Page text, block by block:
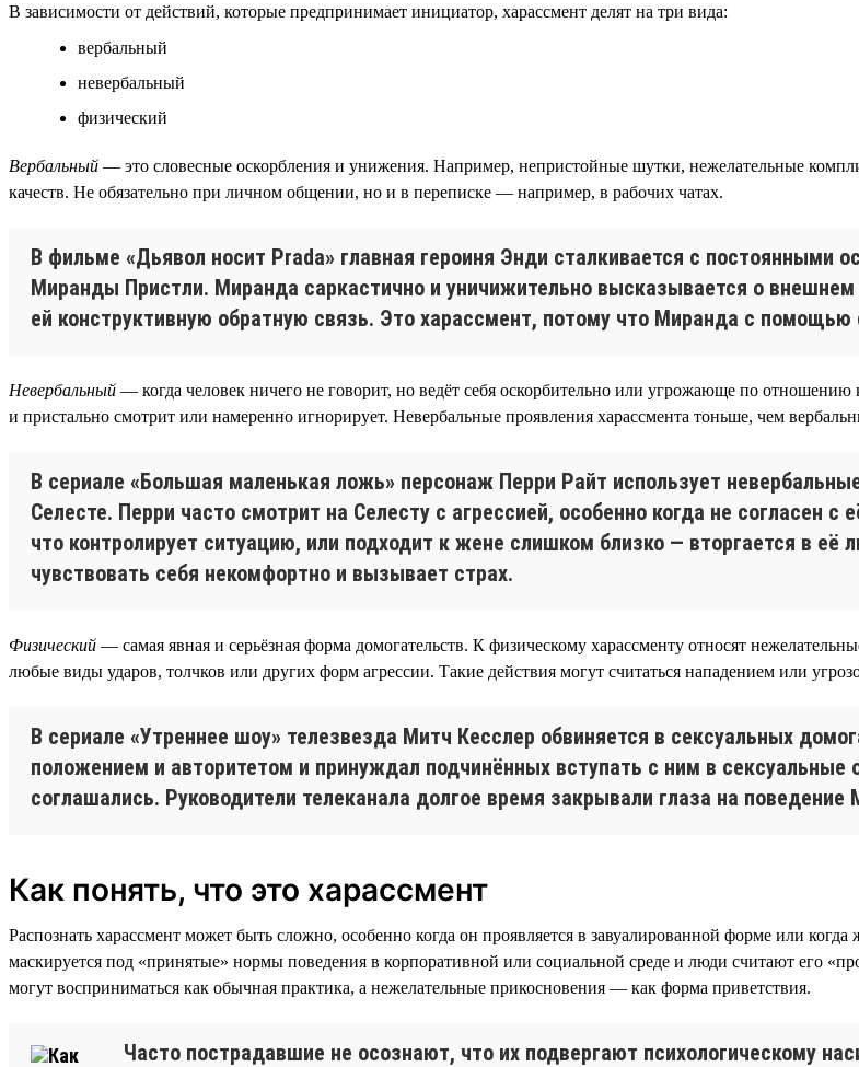
В зависимости от действий, которые предпринимает инициатор, харассмент делят на три вида:
вербальный
невербальный
физический
Вербальный — это словесные оскорбления и унижения. Например, непристойные шутки, нежелательные
качеств. Не обязательно при личном общении, но и в переписке — например, в рабочих чатах.
В фильме «Дьявол носит Prada» главная героиня Энди сталкивается с постоянными
Миранды Пристли. Миранда саркастично и уничижительно высказывается о
ей конструктивную обратную связь. Это харассмент, потому что Миранда с помощью
Невербальный — когда человек ничего не говорит, но ведёт себя оскорбительно или угрожающе по
и пристально смотрит или намеренно игнорирует. Невербальные проявления харассмента тоньше, чем
В сериале «Большая маленькая ложь» персонаж Перри Райт использует
Селесте. Перри часто смотрит на Селесту с агрессией, особенно когда не согласен
что контролирует ситуацию, или подходит к жене слишком близко — вторгается в её
чувствовать себя некомфортно и вызывает страх.
Физический — самая явная и серьёзная форма домогательств. К физическому харассменту относят
любые виды ударов, толчков или других форм агрессии. Такие действия могут считаться нападением или
В сериале «Утреннее шоу» телезвезда Митч Кесслер обвиняется в сексуальных
положением и авторитетом и принуждал подчинённых вступать с ним в
соглашались. Руководители телеканала долгое время закрывали глаза на
Как понять, что это харассмент
Распознать харассмент может быть сложно, особенно когда он проявляется в завуалированной форме или
маскируется под «принятые» нормы поведения в корпоративной или социальной среде и люди считают его
могут восприниматься как обычная практика, а нежелательные прикосновения — как форма приветствия.
Часто пострадавшие не осознают, что их подвергают психологическому